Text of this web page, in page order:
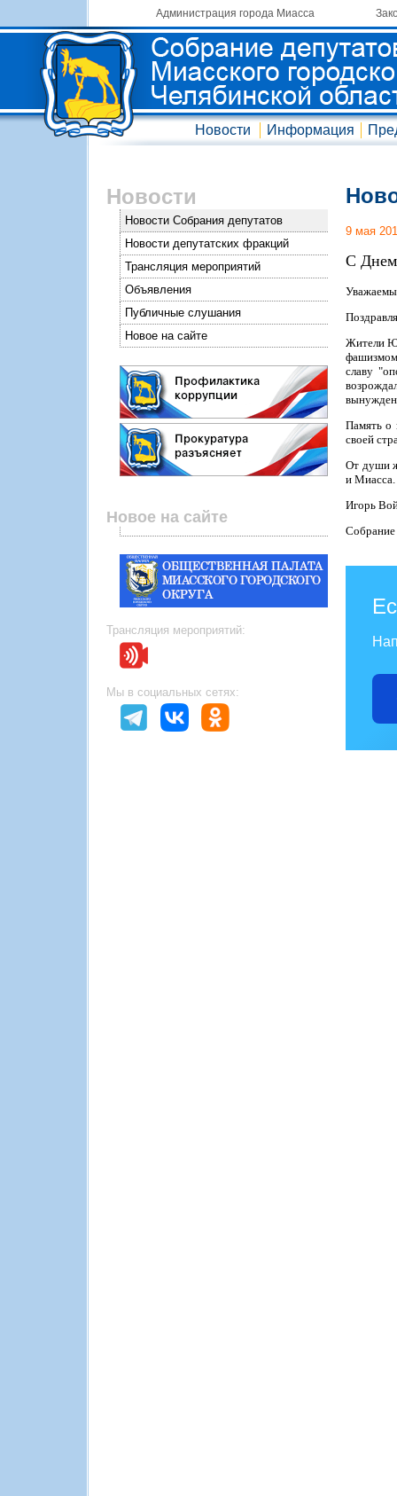
Администрация города Миасса
Новости Информация
Новости
Новости Собрания депутатов
Новости депутатских фракций
Трансляция мероприятий
Объявления
Публичные слушания
Новое на сайте
Новое на сайте
Трансляция мероприятий:
Мы в социальных сетях:
9 мая
С
Жители
славу
Память о
своей
От души
и Миасса.
Игорь